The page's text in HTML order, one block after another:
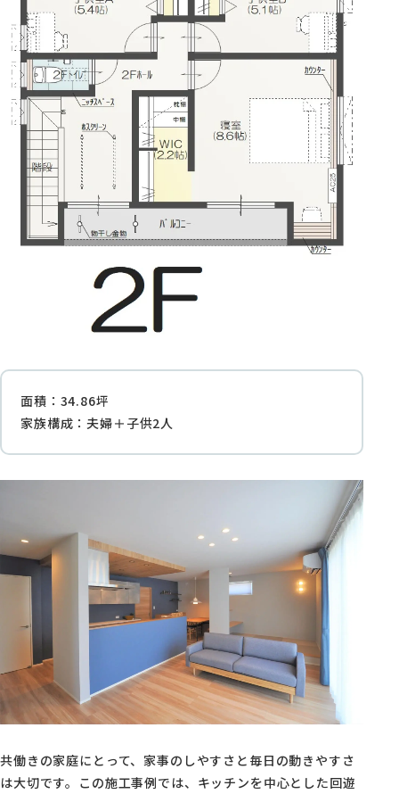
面積：34.86坪
家族構成：夫婦＋子供2人
共働きの家庭にとって、家事のしやすさと毎日の動きやすさ
は大切です。この施工事例では、キッチンを中心とした回遊